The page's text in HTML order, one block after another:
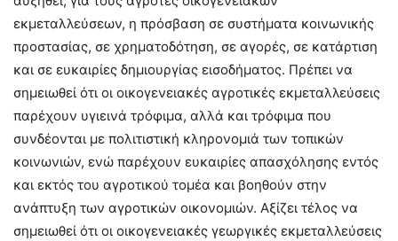
εκμεταλλεύσεων, η πρόσβαση σε συστήματα κοινωνικής
προστασίας, σε χρηματοδότηση, σε αγορές, σε κατάρτιση
και σε ευκαιρίες δημιουργίας εισοδήματος. Πρέπει να
σημειωθεί ότι οι οικογενειακές αγροτικές εκμεταλλεύσεις
παρέχουν υγιεινά τρόφιμα, αλλά και τρόφιμα που
συνδέονται με πολιτιστική κληρονομιά των τοπικών
κοινωνιών, ενώ παρέχουν ευκαιρίες απασχόλησης εντός
και εκτός του αγροτικού τομέα και βοηθούν στην
ανάπτυξη των αγροτικών οικονομιών. Αξίζει τέλος να
σημειωθεί ότι οι οικογενειακές γεωργικές εκμεταλλεύσεις